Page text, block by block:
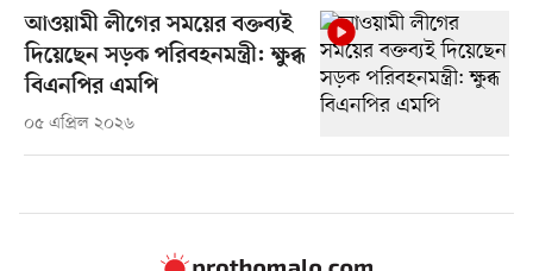
আওয়ামী লীগের সময়ের বক্তব্যই
দিয়েছেন সড়ক পরিবহনমন্ত্রী: ক্ষুব্ধ
বিএনপির এমপি
০৫ এপ্রিল ২০২৬